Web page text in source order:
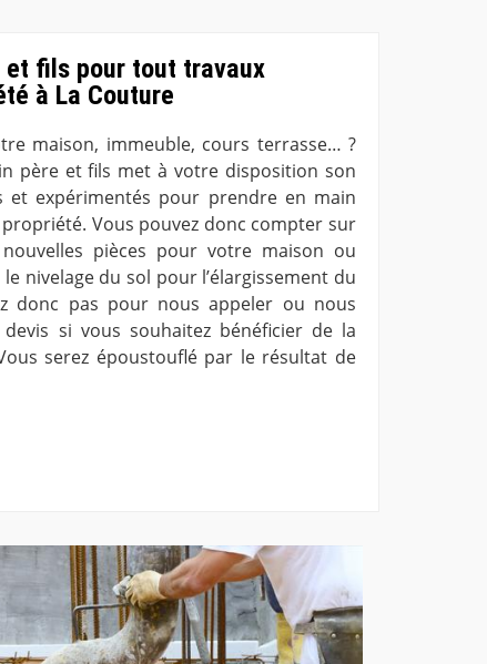
et fils pour tout travaux
à La Couture
maison, immeuble, cours terrasse… ?
père et fils met à votre disposition son
et expérimentés pour prendre en main
Vous pouvez donc compter sur
pièces pour votre maison ou
nivelage du sol pour l’élargissement du
donc pas pour nous appeler ou nous
si vous souhaitez bénéficier de la
serez époustouflé par le résultat de